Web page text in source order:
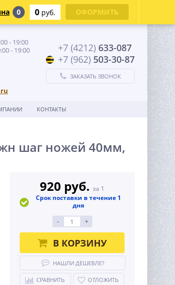
- 19:00
- 19:00
+7 (4212) 633-087
+7 (962) 503-30-87
ЗАКАЗАТЬ ЗВОНОК
КОНТАКТЫ
шаг ножей 40мм,
920 руб. за 1
Срок поставки в течение 1
дня
- +
В КОРЗИНУ
НАШЛИ ДЕШЕВЛЕ?
СРАВНИТЬ ОТЛОЖИТЬ
0 0 руб. ОФОРМИТЬ